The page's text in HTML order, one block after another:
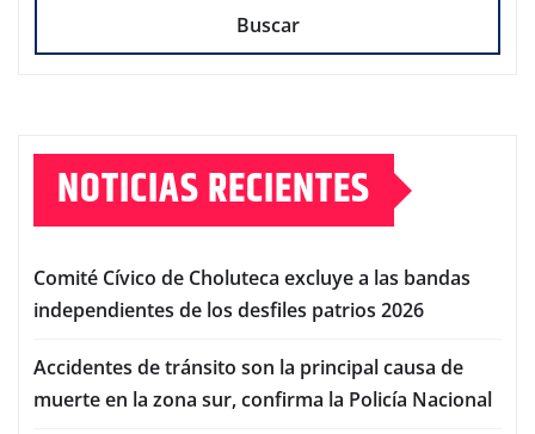
Buscar
NOTICIAS RECIENTES
Comité Cívico de Choluteca excluye a las bandas
independientes de los desfiles patrios 2026
Accidentes de tránsito son la principal causa de
muerte en la zona sur, confirma la Policía Nacional